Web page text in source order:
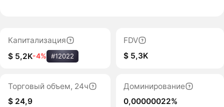
Капитализация
$ 5,2K-4% #12022
FDV
$ 5,3K
Торговый объем, 24ч
$ 24,9
Доминирование
0,00000022%